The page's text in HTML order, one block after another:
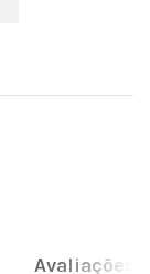
Avaliações